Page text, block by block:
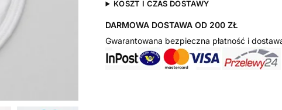
KOSZT I CZAS DOSTAWY
DARMOWA DOSTAWA OD 200 ZŁ
Gwarantowana bezpieczna płatność i